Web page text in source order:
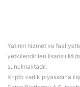
Yatırım hizmet ve
yetkilendirilen lisanslı
sunulmaktadır.
Kripto varlık piyasasına